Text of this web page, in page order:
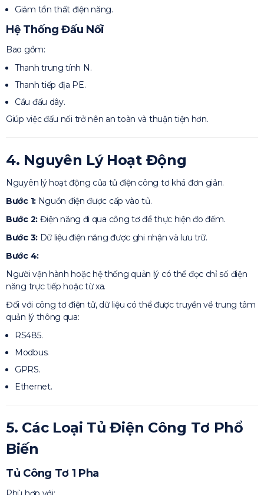
Giảm tổn thất điện năng.
Hệ Thống Đấu Nối
Bao gồm:
Thanh trung tính N.
Thanh tiếp địa PE.
Cầu đấu dây.
Giúp việc đấu nối trở nên an toàn và thuận tiện hơn.
4. Nguyên Lý Hoạt Động
Nguyên lý hoạt động của tủ điện công tơ khá đơn giản.
Bước 1:Nguồn điện được cấp vào tủ.
Bước 2:Điện năng đi qua công tơ để thực hiện đo đếm.
Bước 3:Dữ liệu điện năng được ghi nhận và lưu trữ.
Bước 4:
Người vận hành hoặc hệ thống quản lý có thể đọc chỉ số điện
năng trực tiếp hoặc từ xa.
Đối với công tơ điện tử, dữ liệu có thể được truyền về trung tâm
quản lý thông qua:
RS485.
Modbus.
GPRS.
Ethernet.
5. Các Loại Tủ Điện Công Tơ Phổ
Biến
Tủ Công Tơ 1 Pha